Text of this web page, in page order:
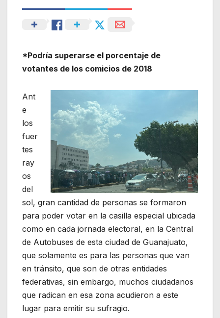
*Podría superarse el porcentaje de
votantes de los comicios de 2018
Ant
e
los
fuer
tes
ray
os
del
sol, gran cantidad de personas se formaron
para poder votar en la casilla especial ubicada
como en cada jornada electoral, en la Central
de Autobuses de esta ciudad de Guanajuato,
que solamente es para las personas que van
en tránsito, que son de otras entidades
federativas, sin embargo, muchos ciudadanos
que radican en esa zona acudieron a este
lugar para emitir su sufragio.